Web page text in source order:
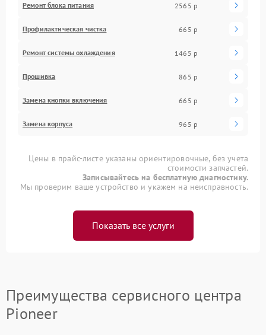
Ремонт блока питания 2565 р
Профилактическая чистка 665 р
Ремонт системы охлаждения 1465 р
Прошивка 865 р
Замена кнопки включения 665 р
Замена корпуса 965 р
Цены в прайс-листе указаны ориентировочные, без учета
стоимости запчастей.
Записывайтесь на бесплатную диагностику.
Мы проверим ваше устройство и укажем на неисправность.
Показать все услуги
Преимущества сервисного центра
Pioneer